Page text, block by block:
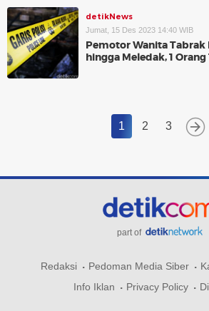
detikNews
Jumat, 15 Des 2023 14:40 WIB
Pemotor Wanita
hingga Meledak, 1 Orang
1 2 3
part of
Redaksi Pedoman Media Siber
Info Iklan
Privacy Policy